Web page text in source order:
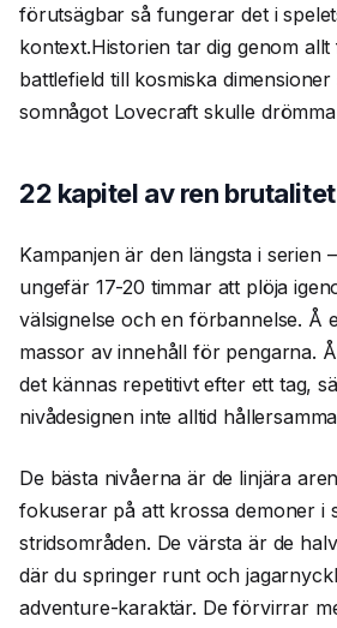
förutsägbar så fungerar det i
kontext.Historien tar dig genom
battlefield till kosmiska
somnågot Lovecraft skulle
22 kapitel av ren brutalitet
Kampanjen är den längsta i serien
ungefär 17-20 timmar att plöja
välsignelse och en förbannelse. Å
massor av innehåll för pengarna.
det kännas repetitivt efter ett tag,
nivådesignen inte alltid
De bästa nivåerna är de linjära
fokuserar på att krossa demoner i
stridsområden. De värsta är de
där du springer runt och
adventure-karaktär. De förvirrar